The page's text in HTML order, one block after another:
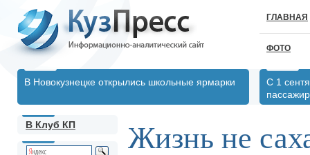
ГЛАВНАЯ
ФОТО
В Новокузнецке открылись школьные ярмарки
С 1
В Клуб КП Жизнь не